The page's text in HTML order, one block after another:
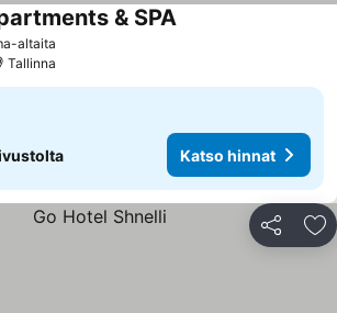
altaita
& SPA
Tallinna
Katso hinnat
Jaa